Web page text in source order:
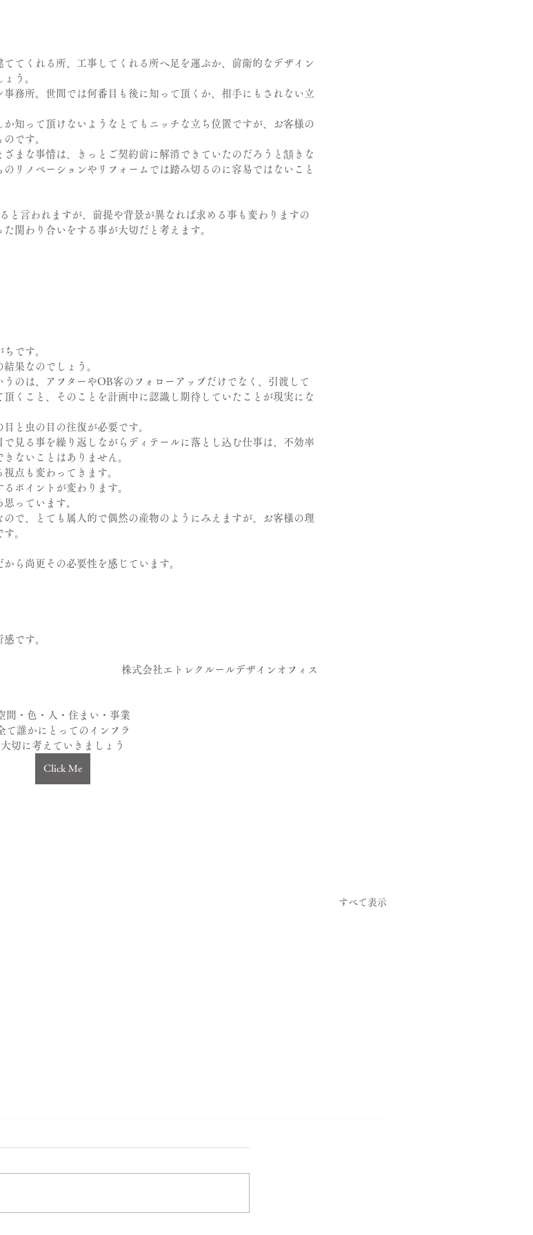
てくれる所、工事してくれる所へ足を運ぶか、前衛的なデザイン
う。
務所。世間では何番目も後に知って頂くか、相手にもされない立
知って頂けないようなとてもニッチな立ち位置ですが、お客様の
です。
まな事情は、きっとご契約前に解消できていたのだろうと頷きな
リノベーションやリフォームでは踏み切るのに容易ではないこと
と言われますが、前提や背景が異なれば求める事も変わりますの
関わり合いをする事が大切だと考えます。
です。
果なのでしょう。
のは、アフターやOB客のフォローアップだけでなく、引渡して
くこと、そのことを計画中に認識し期待していたことが現実にな
と虫の目の往復が必要です。
見る事を繰り返しながらディテールに落とし込む仕事は、不効率
ないことはありません。
点も変わってきます。
ポイントが変わります。
っています。
で、とても属人的で偶然の産物のようにみえますが、お客様の理
。
ら尚更その必要性を感じています。
です。
株式会社エトレクルールデザインオフィス
間・色・人・住まい・事業
て誰かにとってのインフラ
大切に考えていきましょう
Click Me
すべて表示